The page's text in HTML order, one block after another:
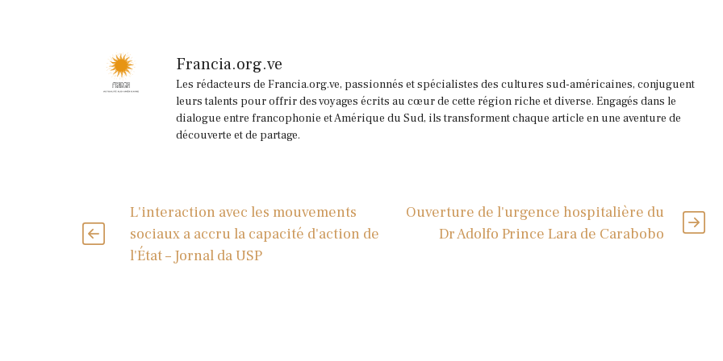
Francia.org.ve
Les rédacteurs de Francia.org.ve, passionnés et spécialistes des cultures sud-américaines, conjuguent
leurs talents pour offrir des voyages écrits au cœur de cette région riche et diverse. Engagés dans le
dialogue entre francophonie et Amérique du Sud, ils transforment chaque article en une aventure de
découverte et de partage.
L'interaction avec les mouvements
sociaux a accru la capacité d'action de
l'État – Jornal da USP
Ouverture de l'urgence hospitalière du
Dr Adolfo Prince Lara de Carabobo